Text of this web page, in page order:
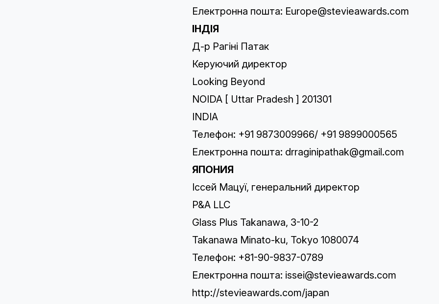
Електронна пошта: Europe@stevieawards.com
ІНДІЯ
Д-р Рагіні Патак
Керуючий директор
Looking Beyond
NOIDA [ Uttar Pradesh ] 201301
INDIA
Телефон: +91 9873009966/ +91 9899000565
Електронна пошта: drraginipathak@gmail.com
ЯПОНИЯ
Іссей Мацуї, генеральний директор
P&A LLC
Glass Plus Takanawa, 3-10-2
Takanawa Minato-ku, Tokyo 1080074
Телефон: +81-90-9837-0789
Електронна пошта: issei@stevieawards.com
http://stevieawards.com/japan